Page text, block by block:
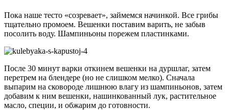
Пока наше тесто «созревает», займемся начинкой. Все грибы
тщательно промоем. Вешенки поставим варить, не забыв
посолить воду. Шампиньоны порежем пластинками.
После 30 минут варки откинем вешенки на дуршлаг, затем
перетрем на блендере (но не слишком мелко). Сначала
выпарим на сковороде лишнюю влагу из шампиньонов, затем
добавим к ним вешенки, нашинкованный лук, растительное
масло, специи, и обжарим до готовности.